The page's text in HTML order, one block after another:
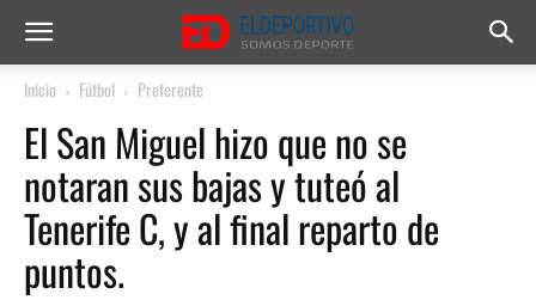
Inicio Fútbol Preferente
El San Miguel hizo que no se
notaran sus bajas y tuteó al
Tenerife C, y al final reparto de
puntos.